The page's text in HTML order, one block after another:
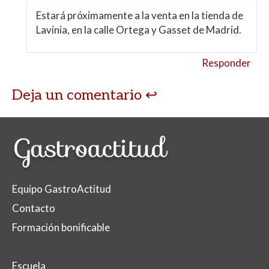
Estará próximamente a la venta en la tienda de
Lavinia, en la calle Ortega y Gasset de Madrid.
Responder
Deja un comentario
Equipo GastroActitud
Contacto
Formación bonificable
Escuela